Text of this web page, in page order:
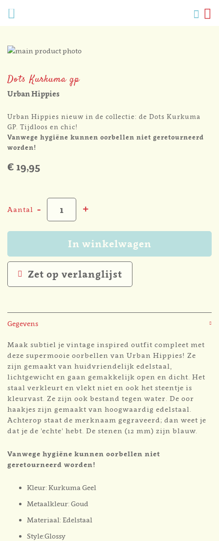
Zoek
Dots Kurkuma gp
Urban Hippies
Urban Hippies nieuw in de collectie: de Dots Kurkuma
GP. Tijdloos en chic!
Vanwege hygiëne kunnen oorbellen niet geretourneerd
worden!
€ 19,95
Aantal - +
In winkelwagen
Zet op verlanglijst
Gegevens
Maak subtiel je vintage inspired outfit compleet met
deze supermooie oorbellen van Urban Hippies! Ze
zijn gemaakt van huidvriendelijk edelstaal,
lichtgewicht en gaan gemakkelijk open en dicht. Het
staal verkleurt en vlekt niet en ook het steentje is
kleurvast. Ze zijn ook bestand tegen water. De oor
haakjes zijn gemaakt van hoogwaardig edelstaal.
Achterop staat de merknaam gegraveerd; dan weet je
dat je de 'echte' hebt. De stenen (12 mm) zijn blauw.
Vanwege hygiëne kunnen oorbellen niet
geretourneerd worden!
Kleur: Kurkuma Geel
Metaalkleur: Goud
Materiaal: Edelstaal
Style:Glossy
Ga
einde
van
afbeeldingen-
gallerij
het
begin
de
afbeeldingen-
gallerij